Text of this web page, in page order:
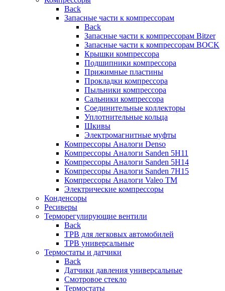
Back
Запасные части к компрессорам
Back
Запасные части к компрессорам Bitzer
Запасные части к компрессорам BOCK
Крышки компрессора
Подшипники компрессора
Прижимные пластины
Прокладки компрессора
Пыльники компрессора
Сальники компрессора
Соединительные коллекторы
Уплотнительные кольца
Шкивы
Электромагнитные муфты
Компрессоры Аналоги Denso
Компрессоры Аналоги Sanden 5H11
Компрессоры Аналоги Sanden 5H14
Компрессоры Аналоги Sanden 7H15
Компрессоры Аналоги Valeo ТМ
Электрические компрессоры
Конденсоры
Ресиверы
Терморегулирующие вентили
Back
ТРВ для легковых автомобилей
ТРВ универсальные
Термостаты и датчики
Back
Датчики давления универсальные
Смотровое стекло
Термостаты